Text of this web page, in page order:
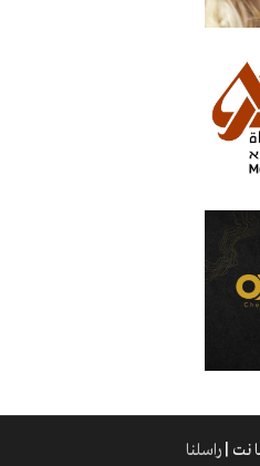
راسلنا